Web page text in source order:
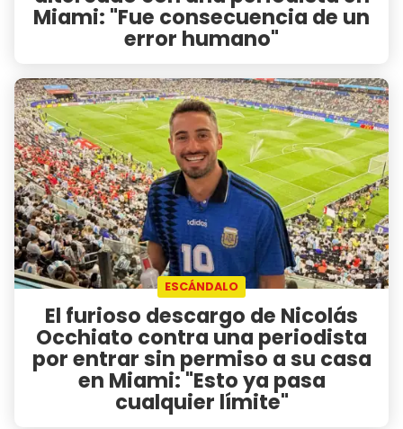
Miami: "Fue consecuencia de un
error humano"
ESCÁNDALO
El furioso descargo de Nicolás
Occhiato contra una periodista
por entrar sin permiso a su casa
en Miami: "Esto ya pasa
cualquier límite"